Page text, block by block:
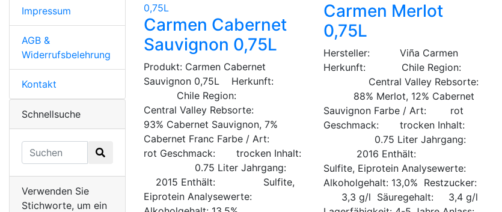
Carmen Cabernet
Sauvignon 0,75L
Produkt: Carmen Cabernet
Sauvignon 0,75L Herkunft:
Chile Region:
Central Valley Rebsorte:
93% Cabernet Sauvignon, 7%
Cabernet Franc Farbe / Art:
rot Geschmack: trocken Inhalt:
0.75 Liter Jahrgang:
2015 Enthält: Sulfite,
Eiprotein Analysewerte:
Carmen Merlot
0,75L
Hersteller: Viña Carmen
Herkunft: Chile Region:
Central Valley Rebsorte:
88% Merlot, 12% Cabernet
Sauvignon Farbe / Art: rot
Geschmack: trocken Inhalt:
0.75 Liter Jahrgang:
2016 Enthält:
Sulfite, Eiprotein Analysewerte:
Alkoholgehalt: 13,0% Restzucker:
3,3 g/l Säuregehalt: 3,4 g/l
Impressum
AGB &
Widerrufsbelehrung
Kontakt
Schnellsuche
Verwenden Sie
Stichworte, um ein